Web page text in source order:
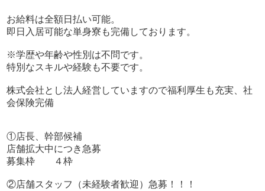
募集枠 5名
応募用LINE ID koaszk55
お給料は全額日払い可能。
即日入居可能な単身寮も完備しております。
※学歴や年齢や性別は不問です。
特別なスキルや経験も不要です。
株式会社とし法人経営していますので福利厚生も充実、社
会保険完備
①店長、幹部候補
店舗拡大中につき急募
募集枠 ４枠
②店舗スタッフ（未経験者歓迎）急募！！！